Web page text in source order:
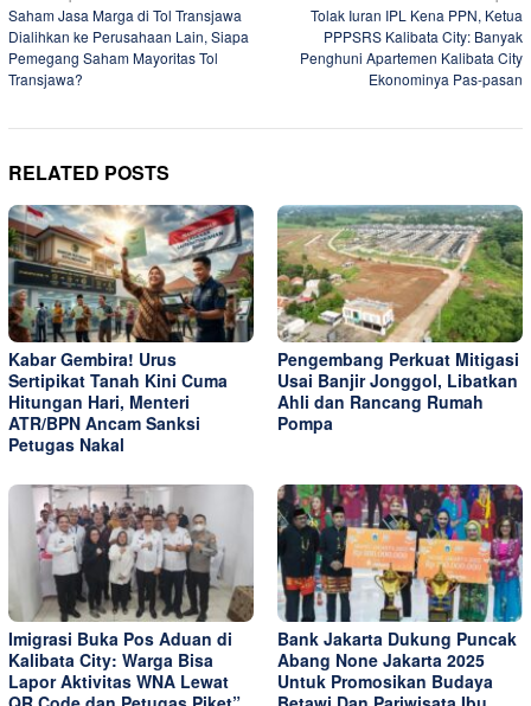
navigation
Saham Jasa Marga di Tol Transjawa
Dialihkan ke Perusahaan Lain, Siapa
Pemegang Saham Mayoritas Tol
Transjawa?
Tolak Iuran IPL Kena PPN, Ketua
PPPSRS Kalibata City: Banyak
Penghuni Apartemen Kalibata City
Ekonominya Pas-pasan
RELATED POSTS
Kabar Gembira! Urus
Sertipikat Tanah Kini Cuma
Hitungan Hari, Menteri
ATR/BPN Ancam Sanksi
Petugas Nakal
Pengembang Perkuat Mitigasi
Usai Banjir Jonggol, Libatkan
Ahli dan Rancang Rumah
Pompa
Imigrasi Buka Pos Aduan di
Kalibata City: Warga Bisa
Lapor Aktivitas WNA Lewat
Bank Jakarta Dukung Puncak
Abang None Jakarta 2025
Untuk Promosikan Budaya